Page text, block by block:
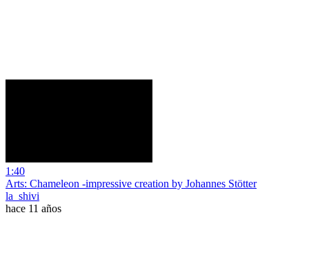
1:40
Arts: Chameleon -impressive creation by Johannes Stötter
la_shivi
hace 11 años